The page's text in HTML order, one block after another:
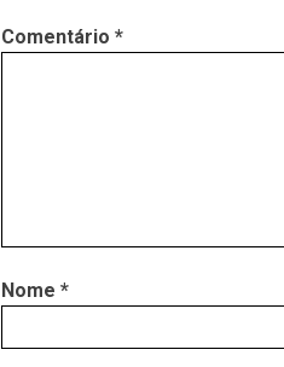
Comentário *
Nome *